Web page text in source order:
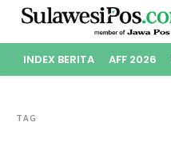
INDEX BERITA AFF 2026
TAG